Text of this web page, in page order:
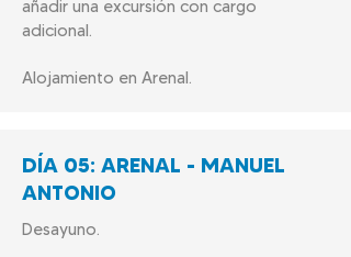
añadir una excursión con cargo
adicional.
Alojamiento en Arenal.
DÍA 05: ARENAL - MANUEL
ANTONIO
Desayuno.